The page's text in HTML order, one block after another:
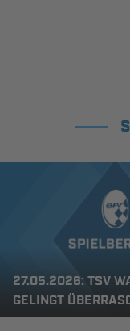
27.05.2026: TSV
GELINGT